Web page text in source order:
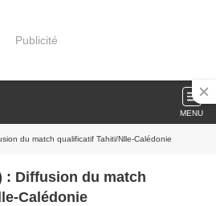
Publicité
MENU
du match qualificatif Tahiti/Nlle-Calédonie
: Diffusion du match
Calédonie